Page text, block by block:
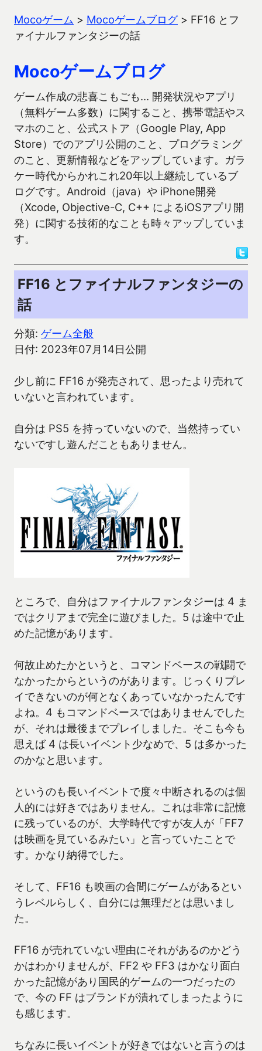
Mocoゲーム > Mocoゲームブログ> FF16 とフ
ァイナルファンタジーの話
Mocoゲームブログ
ゲーム作成の悲喜こもごも… 開発状況やアプリ
（無料ゲーム多数）に関すること、携帯電話やス
マホのこと、公式ストア（Google Play, App
Store）でのアプリ公開のこと、プログラミング
のこと、更新情報などをアップしています。ガラ
ケー時代からかれこれ20年以上継続しているブ
ログです。Android（java）や iPhone開発
（Xcode, Objective-C, C++ によるiOSアプリ開
発）に関する技術的なことも時々アップしていま
す。
FF16 とファイナルファンタジーの
話
分類: ゲーム全般
日付: 2023年07月14日公開
少し前に FF16 が発売されて、思ったより売れて
いないと言われています。
自分は PS5 を持っていないので、当然持ってい
ないですし遊んだこともありません。
ところで、自分はファイナルファンタジーは 4 ま
ではクリアまで完全に遊びました。5 は途中で止
めた記憶があります。
何故止めたかというと、コマンドベースの戦闘で
なかったからというのがあります。じっくりプレ
イできないのが何となくあっていなかったんです
よね。4 もコマンドベースではありませんでした
が、それは最後までプレイしました。そこも今も
思えば 4 は長いイベント少なめで、5 は多かった
のかなと思います。
というのも長いイベントで度々中断されるのは個
人的には好きではありません。これは非常に記憶
に残っているのが、大学時代ですが友人が「FF7
は映画を見ているみたい」と言っていたことで
す。かなり納得でした。
そして、FF16 も映画の合間にゲームがあるとい
うレベルらしく、自分には無理だとは思いまし
た。
FF16 が売れていない理由にそれがあるのかどう
かはわかりませんが、FF2 や FF3 はかなり面白
かった記憶があり国民的ゲームの一つだったの
で、今の FF はブランドが潰れてしまったように
も感じます。
ちなみに長いイベントが好きではないと言うのは